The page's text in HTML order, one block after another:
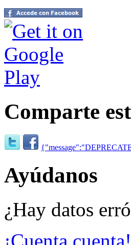
Comparte
Ayúdanos
¿Hay datos